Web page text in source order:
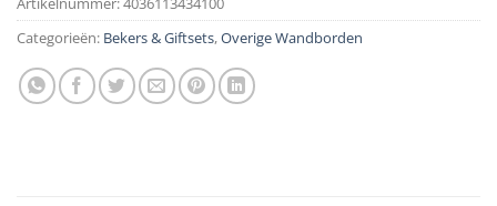
Categorieën: Bekers & Giftsets,Overige Wandborden